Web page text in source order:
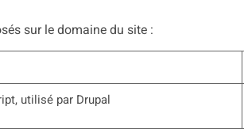
sur le domaine du site :
utilisé par Drupal